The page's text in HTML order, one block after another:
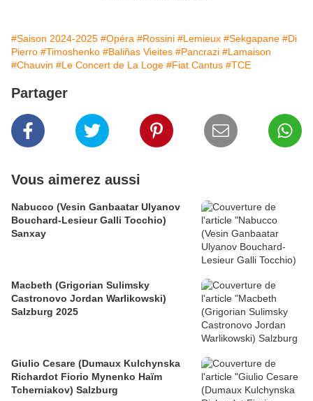
#Saison 2024-2025 #Opéra #Rossini #Lemieux #Sekgapane #Di
Pierro #Timoshenko #Baliñas Vieites #Pancrazi #Lamaison
#Chauvin #Le Concert de La Loge #Fiat Cantus #TCE
Partager
Vous aimerez aussi
Nabucco (Vesin Ganbaatar Ulyanov
Bouchard-Lesieur Galli Tocchio)
Sanxay
Macbeth (Grigorian Sulimsky
Castronovo Jordan Warlikowski)
Salzburg 2025
Giulio Cesare (Dumaux Kulchynska
Richardot Fiorio Mynenko Haïm
Tcherniakov) Salzburg